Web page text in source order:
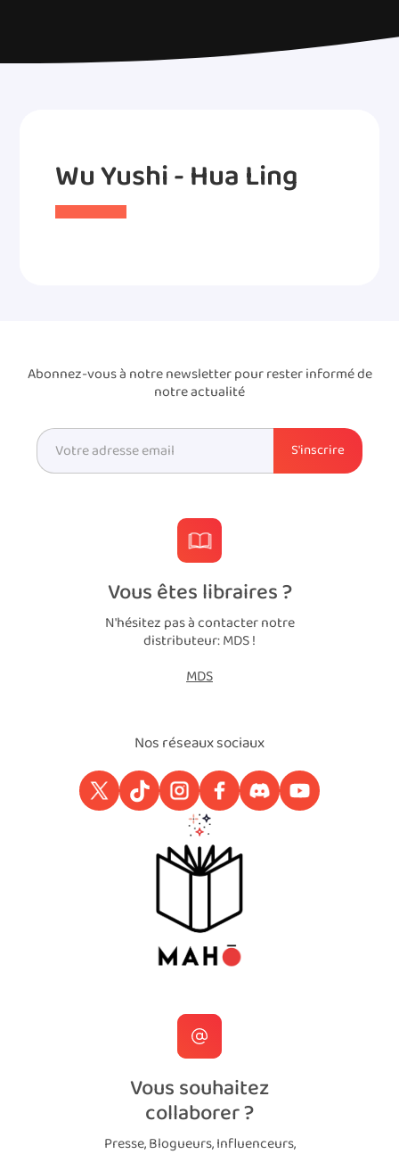
Wu Yushi - Hua Ling
Abonnez-vous à notre newsletter pour rester informé de
notre actualité
Vous êtes libraires ?
N'hésitez pas à contacter notre
distributeur: MDS !
MDS
Nos réseaux sociaux
Vous souhaitez
collaborer ?
Presse, Blogueurs, Influenceurs,